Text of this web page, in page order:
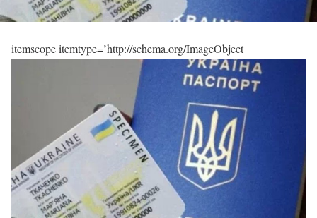
itemscope itemtype=’http://schema.org/ImageObject